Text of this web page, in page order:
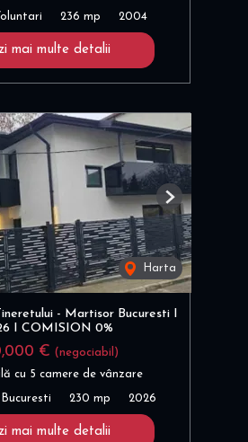
236 mp 2004
mai multe detalii
Harta
Next
- Martisor Bucuresti I
I COMISION 0%
€ (negociabil)
cu 5 camere de vânzare
Bucuresti 230 mp 2026
mai multe detalii